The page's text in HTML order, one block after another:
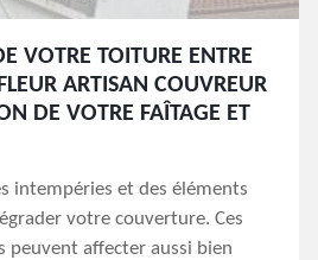
VOTRE TOITURE ENTRE
ARTISAN COUVREUR
DE VOTRE FAÎTAGE ET
intempéries et des éléments
votre couverture. Ces
peuvent affecter aussi bien